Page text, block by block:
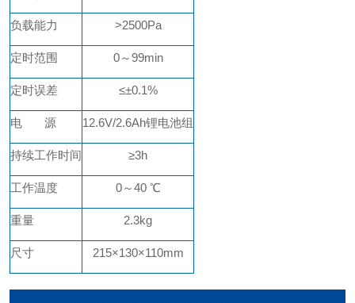
负载能力 >2500Pa
定时范围 0～99min
定时误差 ≤±0.1%
电 源 12.6V/2.6Ah锂电池组
持续工作时间 ≥3h
工作温度 0～40 ℃
重量 2.3kg
尺寸 215×130×110mm